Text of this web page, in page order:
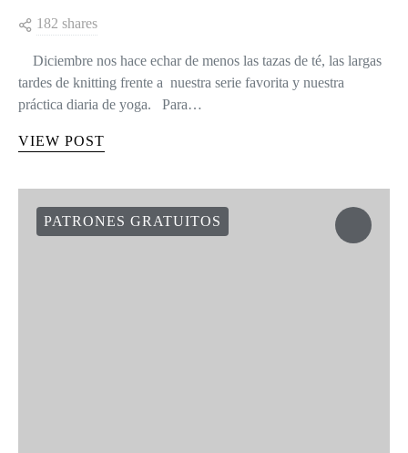
182 shares
Diciembre nos hace echar de menos las tazas de té, las largas
tardes de knitting frente a nuestra serie favorita y nuestra
práctica diaria de yoga. Para…
VIEW POST
PATRONES GRATUITOS